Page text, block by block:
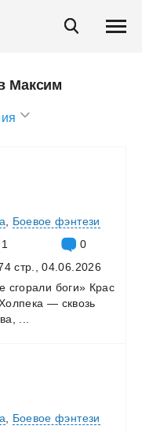
Максим
Боевое фэнтези
1
0
стр., 04.06.2026
сгорали боги» Крас
— сквозь
Боевое фэнтези